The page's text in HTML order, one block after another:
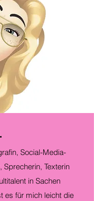
Social-Media-
Sprecherin, Texterin
in Sachen
es für mich leicht die